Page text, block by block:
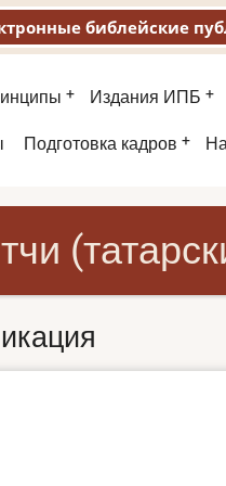
библейские
Издания ИПБ
Подготовка кадров